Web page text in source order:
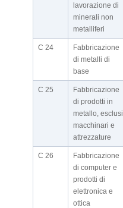
lavorazione di
minerali non
metalliferi
C 24
Fabbricazione
di metalli di
base
C 25
Fabbricazione
di prodotti in
metallo, esclusi
macchinari e
attrezzature
C 26
Fabbricazione
di computer e
prodotti di
elettronica e
ottica